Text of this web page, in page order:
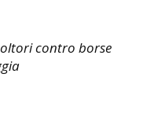
contro borse